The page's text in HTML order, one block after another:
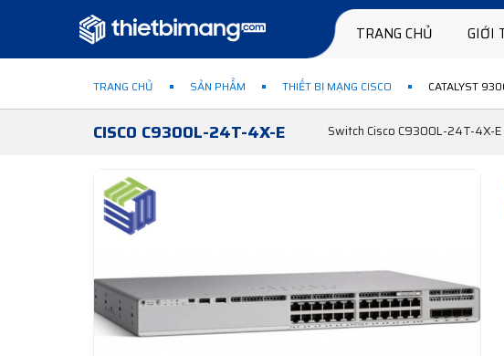
TRANG CHỦ GIỚI
TRANG CHỦ SẢN PHẨM THIẾT BỊ MẠNG CISCO CATALYST
CISCO C9300L-24T-4X-E Switch Cisco C9300L-24T-4X-